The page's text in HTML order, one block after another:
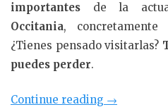
importantes de la
Occitania, concretamente
¿Tienes pensado visitarlas?
puedes perder.
Continue reading «Visitando
→